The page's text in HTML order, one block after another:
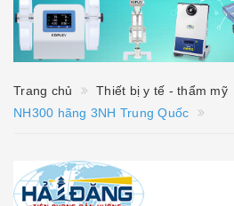
Trang chủ Thiết bị y tế - thẩm mỹ
NH300 hãng 3NH Trung Quốc